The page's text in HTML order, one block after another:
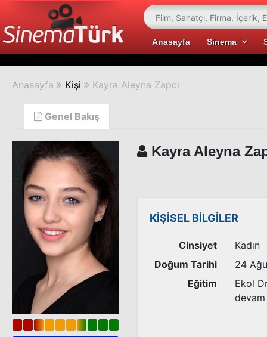
Anasayfa Sinema
Anasayfa Kişi Kayra Aleyna Zapcı
Genel Bakış
Kayra Aleyna
KİŞİSEL BİLGİLER
Cinsiyet
Kadın
Doğum Tarihi
24
Eğitim
Ekol